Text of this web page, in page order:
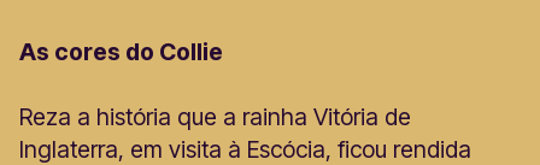
As cores do Collie
Reza a história que a rainha Vitória de
Inglaterra, em visita à Escócia, ficou rendida